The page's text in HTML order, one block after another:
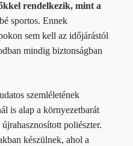
rendelkezik, mint a
sportos. Ennek
sem kell az időjárástól
mindig biztonságban
szemléletének
is alap a környezetbarát
poliészter.
készülnek, ahol a